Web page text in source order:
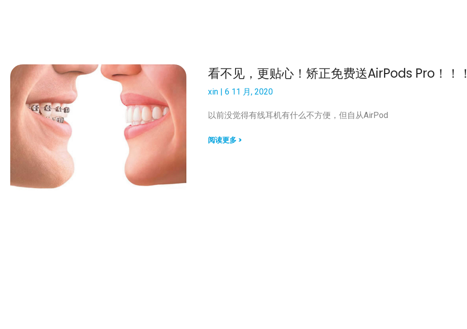
看不见，更贴心！矫正免费送AirPods Pro！！！
xin 6 11 月, 2020
以前没觉得有线耳机有什么不方便，但自从AirPod
阅读更多 >